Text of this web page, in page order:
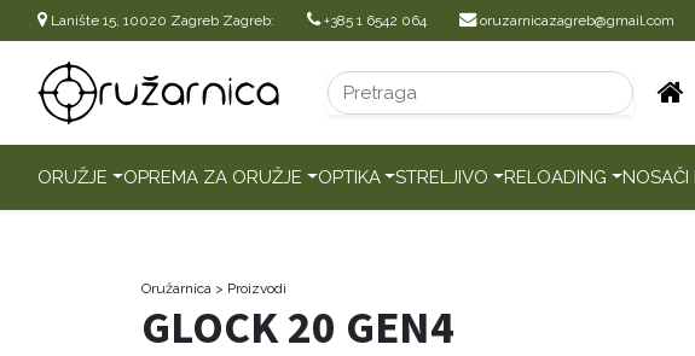
Lanište 15, 10020 Zagreb Zagreb: +385 1 6542 064 oruzarnicazagreb@gmail.com
ORUŽJE OPREMA ZA ORUŽJE OPTIKA STRELJIVO RELOADING NOSAČI
Oružarnica > Proizvodi
GLOCK 20 GEN4